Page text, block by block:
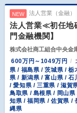
NEW 法人営業（金融）
法人営業≪初任地
門金融機関】
株式会社商工組合中央金
600万円～1049万円
県 / 福島県 / 茨城県 / 栃
県 / 新潟県 / 富山県 / 石
/ 愛知県 / 三重県 / 滋賀
鳥取県 / 島根県 / 岡山
知県 / 福岡県 / 佐賀県 /
縄県